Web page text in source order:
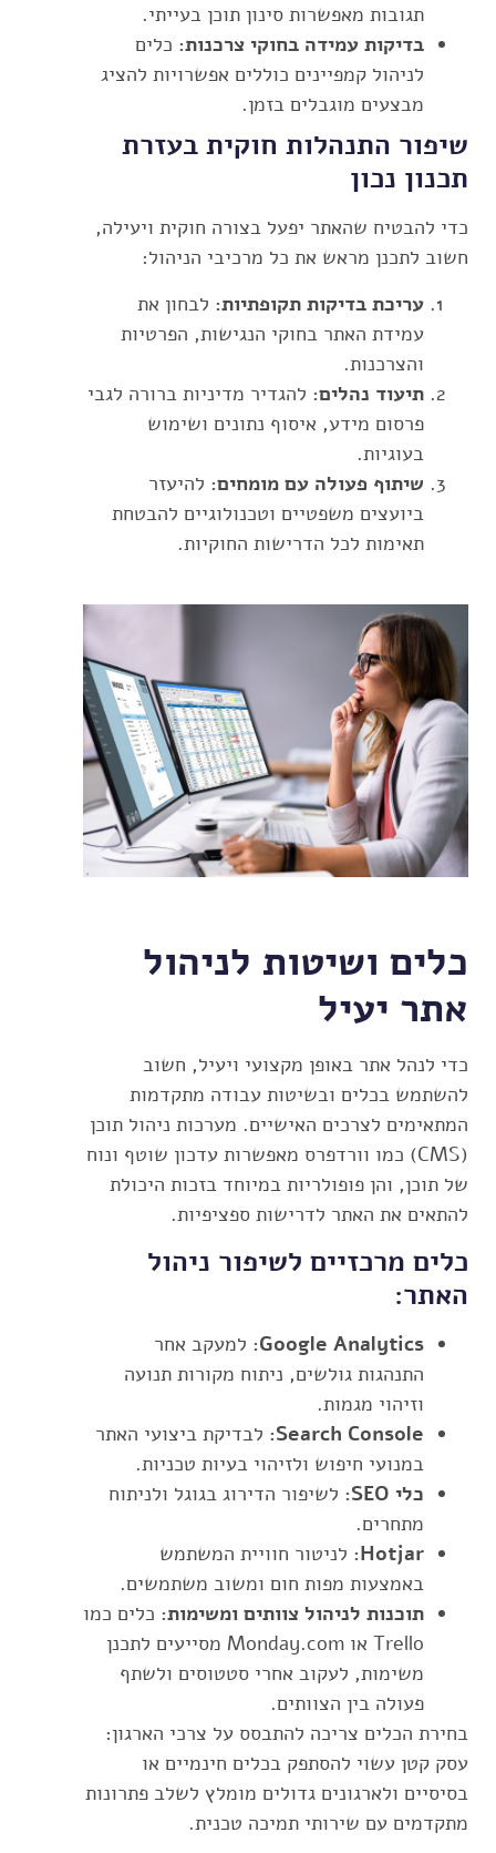
תגובות מאפשרות סינון תוכן בעייתי.
בדיקות עמידה בחוקי צרכנות: כלים
לניהול קמפיינים כוללים אפשרויות להציג
מבצעים מוגבלים בזמן.
שיפור התנהלות חוקית בעזרת
תכנון נכון
כדי להבטיח שהאתר יפעל בצורה חוקית ויעילה,
חשוב לתכנן מראש את כל מרכיבי הניהול:
עריכת בדיקות תקופתיות: לבחון את
עמידת האתר בחוקי הנגישות, הפרטיות
והצרכנות.
תיעוד נהלים: להגדיר מדיניות ברורה לגבי
פרסום מידע, איסוף נתונים ושימוש
בעוגיות.
שיתוף פעולה עם מומחים: להיעזר
ביועצים משפטיים וטכנולוגיים להבטחת
תאימות לכל הדרישות החוקיות.
כלים ושיטות לניהול
אתר יעיל
כדי לנהל אתר באופן מקצועי ויעיל, חשוב
להשתמש בכלים ובשיטות עבודה מתקדמות
המתאימים לצרכים האישיים. מערכות ניהול תוכן
(CMS) כמו וורדפרס מאפשרות עדכון שוטף ונוח
של תוכן, והן פופולריות במיוחד בזכות היכולת
להתאים את האתר לדרישות ספציפיות.
כלים מרכזיים לשיפור ניהול
האתר:
Google Analytics: למעקב אחר
התנהגות גולשים, ניתוח מקורות תנועה
וזיהוי מגמות.
Search Console: לבדיקת ביצועי האתר
במנועי חיפוש ולזיהוי בעיות טכניות.
כלי SEO:
לשיפור הדירוג בגוגל ולניתוח
מתחרים.
Hotjar: לניטור חוויית המשתמש
באמצעות מפות חום ומשוב משתמשים.
תוכנות לניהול צוותים ומשימות: כלים כמו
Trello או Monday.com מסייעים לתכנן
משימות, לעקוב אחרי סטטוסים ולשתף
פעולה בין הצוותים.
בחירת הכלים צריכה להתבסס על צרכי הארגון:
עסק קטן עשוי להסתפק בכלים חינמיים או
בסיסיים ולארגונים גדולים מומלץ לשלב פתרונות
מתקדמים עם שירותי תמיכה טכנית.